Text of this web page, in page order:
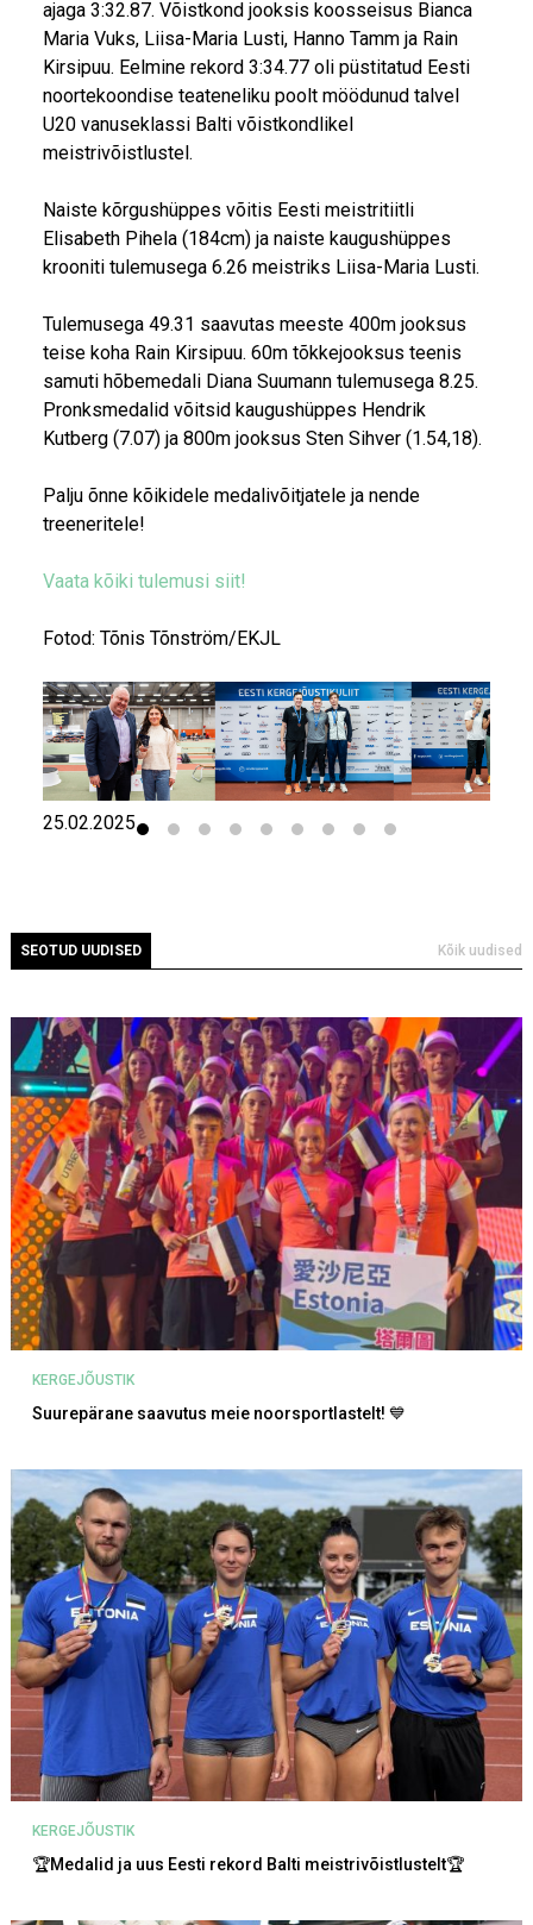
ajaga 3:32.87. Võistkond jooksis koosseisus Bianca
Maria Vuks, Liisa-Maria Lusti, Hanno Tamm ja Rain
Kirsipuu. Eelmine rekord 3:34.77 oli püstitatud Eesti
noortekoondise teateneliku poolt möödunud talvel
U20 vanuseklassi Balti võistkondlikel
meistrivõistlustel.
Naiste kõrgushüppes võitis Eesti meistritiitli
Elisabeth Pihela (184cm) ja naiste kaugushüppes
krooniti tulemusega 6.26 meistriks Liisa-Maria Lusti.
Tulemusega 49.31 saavutas meeste 400m jooksus
teise koha Rain Kirsipuu. 60m tõkkejooksus teenis
samuti hõbemedali Diana Suumann tulemusega 8.25.
Pronksmedalid võitsid kaugushüppes Hendrik
Kutberg (7.07) ja 800m jooksus Sten Sihver (1.54,18).
Palju õnne kõikidele medalivõitjatele ja nende
treeneritele!
Vaata kõiki tulemusi siit!
Fotod: Tõnis Tõnström/EKJL
25.02.2025
SEOTUD UUDISED Kõik uudised
KERGEJÕUSTIK
Suurepärane saavutus meie noorsportlastelt! 💙
KERGEJÕUSTIK
🏆Medalid ja uus Eesti rekord Balti meistrivõistlustelt🏆